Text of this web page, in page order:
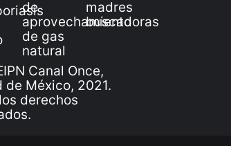
Canal Once,
de México, 2021.
derechos